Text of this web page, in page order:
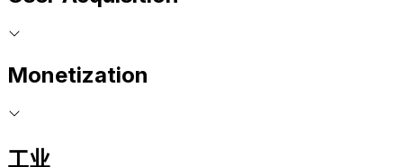
Monetization
工业